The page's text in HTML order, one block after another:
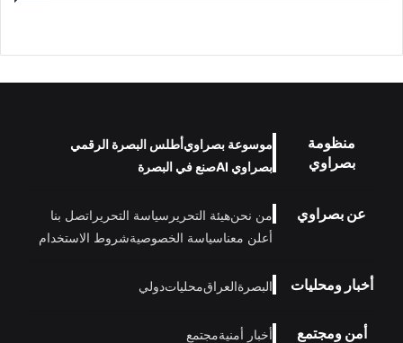
منظومة
بصراوي
موسوعة بصراويأطلس البصرة الرقمي
بصراوي AI
صنع في البصرة
عن بصراوي من نحنهيئة التحرير سياسة التحرير اتصل بنا
أعلن معناسياسة الخصوصيةشروط الاستخدام
أخبار ومحليات البصرةالعراقمحلياتدولي
أمن ومجتمع أخبار أمنيةمجتمع